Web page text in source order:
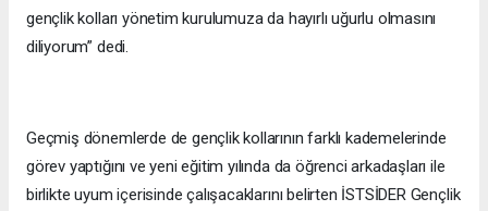
gençlik kolları yönetim kurulumuza da hayırlı uğurlu olmasını
diliyorum” dedi.
Geçmiş dönemlerde de gençlik kollarının farklı kademelerinde
görev yaptığını ve yeni eğitim yılında da öğrenci arkadaşları ile
birlikte uyum içerisinde çalışacaklarını belirten İSTSİDER Gençlik